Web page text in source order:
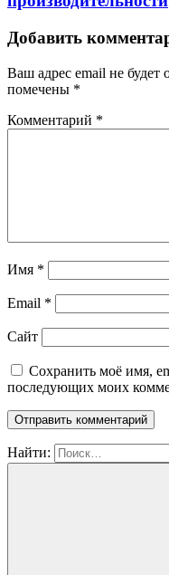
Добавить
Ваш адрес email не будет
помечены *
Комментарий *
Имя *
Email *
Сайт
Сохранить моё имя,
последующих моих
Найти: